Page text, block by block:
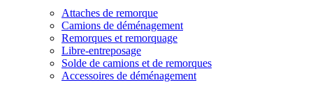
Attaches de remorque
Camions de déménagement
Remorques et remorquage
Libre-entreposage
Solde de camions et de remorques
Accessoires de déménagement